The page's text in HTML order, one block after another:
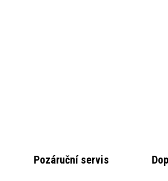
Pozáruční servis